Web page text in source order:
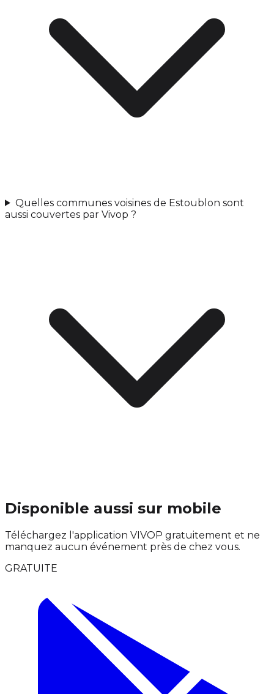
Quelles communes voisines de Estoublon sont
aussi couvertes par Vivop ?
Disponible aussi sur mobile
Téléchargez l'application VIVOP gratuitement et ne
manquez aucun événement près de chez vous.
GRATUITE